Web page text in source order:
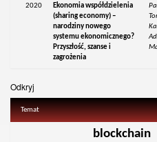
2020
Ekonomia współdzielenia
(sharing economy) –
narodziny nowego
systemu ekonomicznego?
Przyszłość, szanse i
zagrożenia
Odkryj
Temat
blockchain